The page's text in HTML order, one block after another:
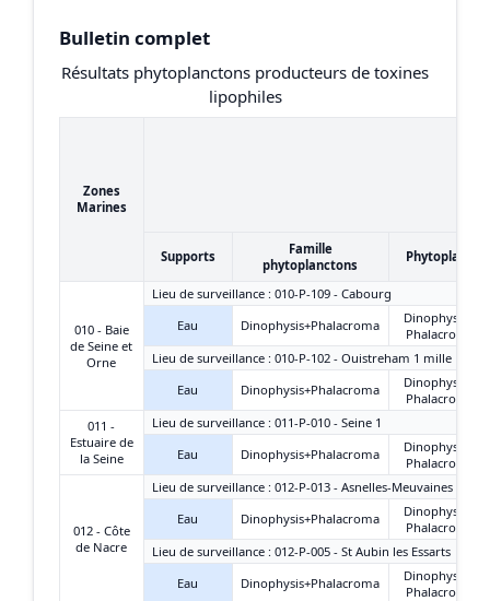
Bulletin complet
Résultats phytoplanctons producteurs de toxines
lipophiles
Zones
Marines
Supports
Famille
phytoplanctons
010 - Baie
de Seine et
Orne
Lieu de surveillance : 010-P-109 - Cabourg
Eau
Dinophysis+Phalacroma
Dinophysis +
Phalacroma
Lieu de surveillance : 010-P-102 - Ouistreham 1 mille
Eau
Dinophysis+Phalacroma
Dinophysis +
Phalacroma
011 -
Estuaire de
la Seine
Lieu de surveillance : 011-P-010 - Seine 1
Eau
Dinophysis+Phalacroma
Dinophysis +
Phalacroma
012 - Côte
de Nacre
Lieu de surveillance : 012-P-013 - Asnelles-Meuvaines
Eau
Dinophysis+Phalacroma
Dinophysis +
Phalacroma
Lieu de surveillance : 012-P-005 - St Aubin les Essarts
Eau
Dinophysis+Phalacroma
Dinophysis +
Phalacroma